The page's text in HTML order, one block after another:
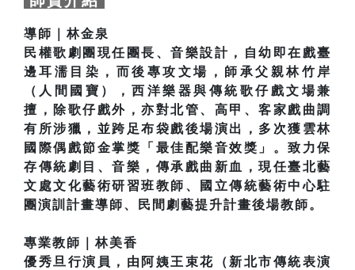
導師｜林金泉
民權歌劇團現任團長、音樂設計，自幼即在戲臺
邊耳濡目染，而後專攻文場，師承父親林竹岸
（人間國寶），西洋樂器與傳統歌仔戲文場兼
擅，除歌仔戲外，亦對北管、高甲、客家戲曲調
有所涉獵，並跨足布袋戲後場演出，多次獲雲林
國際偶戲節金掌獎「最佳配樂音效獎」。致力保
存傳統劇目、音樂，傳承戲曲新血，現任臺北藝
文處文化藝術研習班教師、國立傳統藝術中心駐
團演訓計畫導師、民間劇藝提升計畫後場教師。
專業教師｜林美香
優秀旦行演員，由阿姨王束花（新北市傳統表演